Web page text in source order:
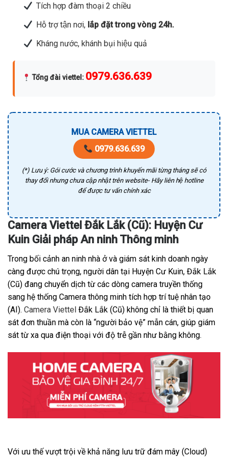
Tích hợp đàm thoại 2 chiều
Hỗ trợ tận nơi,lắp đặt trong vòng 24h.
Kháng nước, khánh bụi hiệu quả
Tổng đài viettel : 0979.636.639
MUA CAMERA VIETTEL
0979.636.639
(*) Lưu ý: Gói cước và chương trình khuyến mãi từng tháng sẽ có
thay đổi nhưng chưa cập nhật trên website- Hãy liên hệ hotline
để được tư vấn chính xác
Camera Viettel Đắk Lắk (Cũ): Huyện Cư
Kuin Giải pháp An ninh Thông minh
Trong bối cảnh an ninh nhà ở và giám sát kinh doanh ngày
càng được chú trọng, người dân tại Huyện Cư Kuin, Đắk Lắk
(Cũ) đang chuyển dịch từ các dòng camera truyền thống
sang hệ thống Camera thông minh tích hợp trí tuệ nhân tạo
(AI). Camera Viettel Đắk Lắk (Cũ) không chỉ là thiết bị quan
sát đơn thuần mà còn là “người bảo vệ” mẫn cán, giúp giám
sát từ xa qua điện thoại với độ trễ gần như bằng không.
Với ưu thế vượt trội về khả năng lưu trữ đám mây (Cloud)